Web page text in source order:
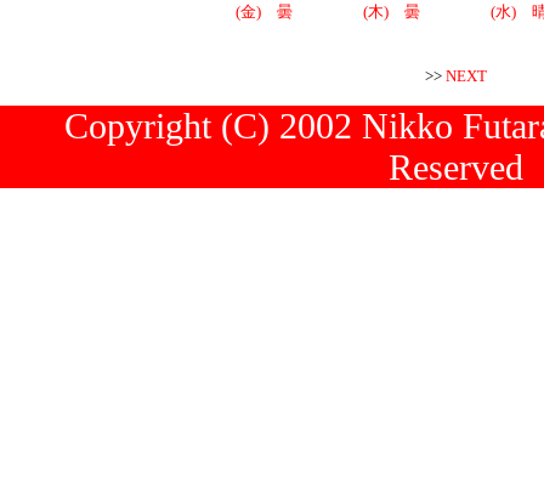
(金) 曇
(木) 曇
(水)
>> NEXT
Copyright (C) 2002 Nikko
Reserved